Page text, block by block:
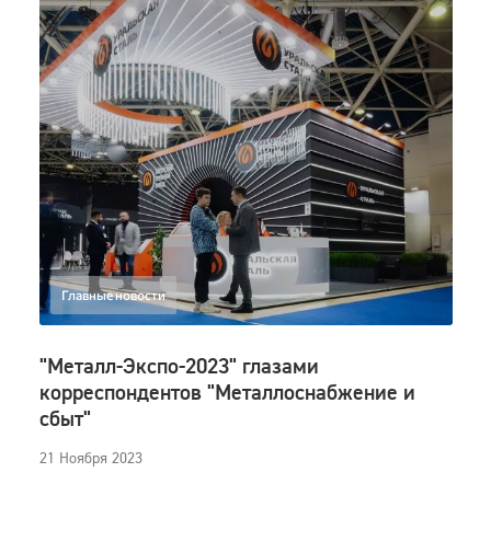
+7 (495) 988-06-86
Главные новости
"Металл-Экспо-2023" глазами
корреспондентов "Металлоснабжение и
сбыт"
21 Ноября 2023